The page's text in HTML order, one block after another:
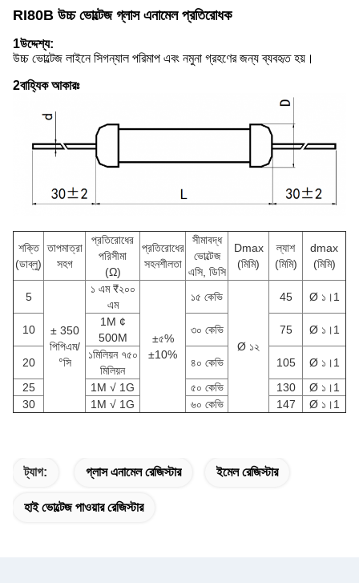
RI80B উচ্চ ভোল্টেজ গ্লাস এনামেল প্রতিরোধক
1উদ্দেশ্য:
উচ্চ ভোল্টেজ লাইনে সিগন্যাল পরিমাপ এবং নমুনা গ্রহণের জন্য ব্যবহৃত হয়।
2বাহ্যিক আকারঃ
শক্তি
(ডাব্লু)
তাপমাত্রা
সহগ
প্রতিরোধের
পরিসীমা
(Ω)
প্রতিরোধের
সহনশীলতা
সীমাবদ্ধ
ভোল্টেজ
এসি, ডিসি
Dmax
(মিমি)
ল্যাশ
(মিমি)
dmax
(মিমি)
5
± 350
পিপিএম/
°সি
১ এম ₹২০০
এম
±৫%
±10%
১৫ কেভি
Ø ১২
45 Ø ১।1
10
1M ¢
500M
৩০ কেভি 75 Ø ১।1
20
১মিলিয়ন ৭৫০
মিলিয়ন
৪০ কেভি 105
Ø ১।1
25
1M √ 1G ৫০ কেভি 130
Ø ১।1
30
1M √ 1G ৬০ কেভি 147 Ø ১।1
ট্যাগ: গ্লাস এনামেল রেজিস্টার ইমেল রেজিস্টার
হাই ভোল্টেজ পাওয়ার রেজিস্টার